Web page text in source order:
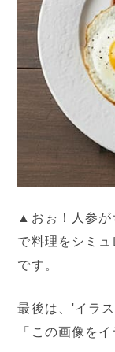
▲おぉ！人参が
で料理をシミ
です。
最後は、'イラ
「この画像を